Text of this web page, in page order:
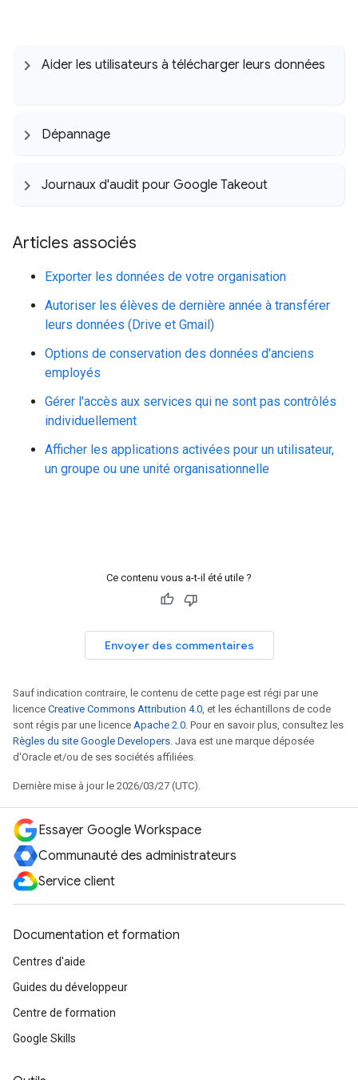
Aider les utilisateurs à télécharger leurs données
Dépannage
Journaux d'audit pour Google Takeout
Articles associés
Exporter les données de votre organisation
Autoriser les élèves de dernière année à transférer
leurs données (Drive et Gmail)
Options de conservation des données d'anciens
employés
Gérer l'accès aux services qui ne sont pas contrôlés
individuellement
Afficher les applications activées pour un utilisateur,
un groupe ou une unité organisationnelle
Ce contenu vous a-t-il été utile ?
Envoyer des commentaires
Sauf indication contraire, le contenu de cette page est régi par une
licence Creative Commons Attribution 4.0 , et les échantillons de code
sont régis par une licence Apache 2.0 . Pour en savoir plus, consultez les
Règles du site Google Developers . Java est une marque déposée
d'Oracle et/ou de ses sociétés affiliées.
Dernière mise à jour le 2026/03/27 (UTC).
Essayer Google Workspace
Communauté des administrateurs
Service client
Documentation et formation
Centres d'aide
Guides du développeur
Centre de formation
Google Skills